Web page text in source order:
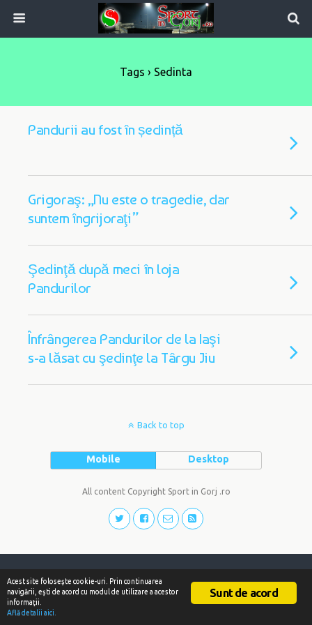
Tags › Sedinta
Pandurii au fost în ședință
Grigoraş: „Nu este o tragedie, dar
suntem îngrijoraţi”
Şedinţă după meci în loja
Pandurilor
Înfrângerea Pandurilor de la Iaşi
s-a lăsat cu şedinţe la Târgu Jiu
Back to top
Mobile Desktop
All content Copyright Sport in Gorj .ro
Sunt de acord
Acest site foloseşte cookie-uri. Prin continuarea
navigării, eşti de acord cu modul de utilizare a acestor
informaţii.
Află detalii aici.